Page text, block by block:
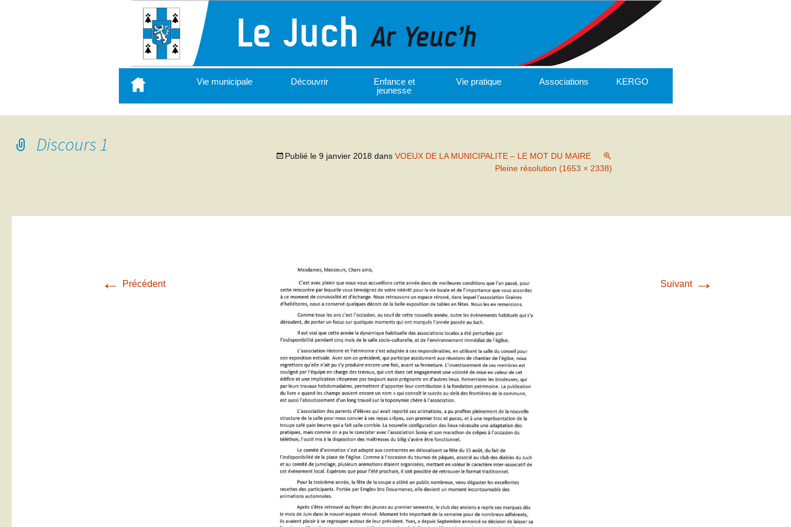
contenu
principal
Vie municipale Découvrir
Enfance et
jeunesse
Vie pratique Associations KERGO
Discours 1
Publié le 9 janvier 2018 dans VOEUX DE LA MUNICIPALITE – LE MOT DU MAIRE
Pleine résolution (1653 × 2338)
← Précédent Suivant →